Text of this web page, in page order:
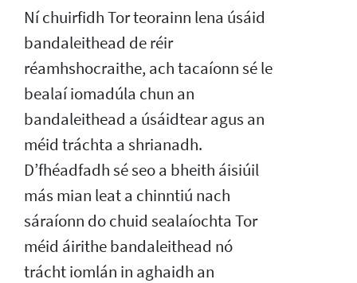
Ní chuirfidh Tor teorainn lena úsáid
bandaleithead de réir
réamhshocraithe, ach tacaíonn sé le
bealaí iomadúla chun an
bandaleithead a úsáidtear agus an
méid tráchta a shrianadh.
D’fhéadfadh sé seo a bheith áisiúil
más mian leat a chinntiú nach
sáraíonn do chuid sealaíochta Tor
méid áirithe bandaleithead nó
trácht iomlán in aghaidh an